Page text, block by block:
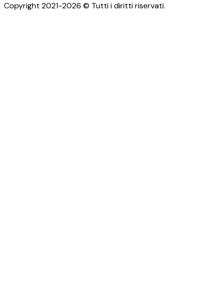
Copyright 2021-2026 © Tutti i diritti riservati.